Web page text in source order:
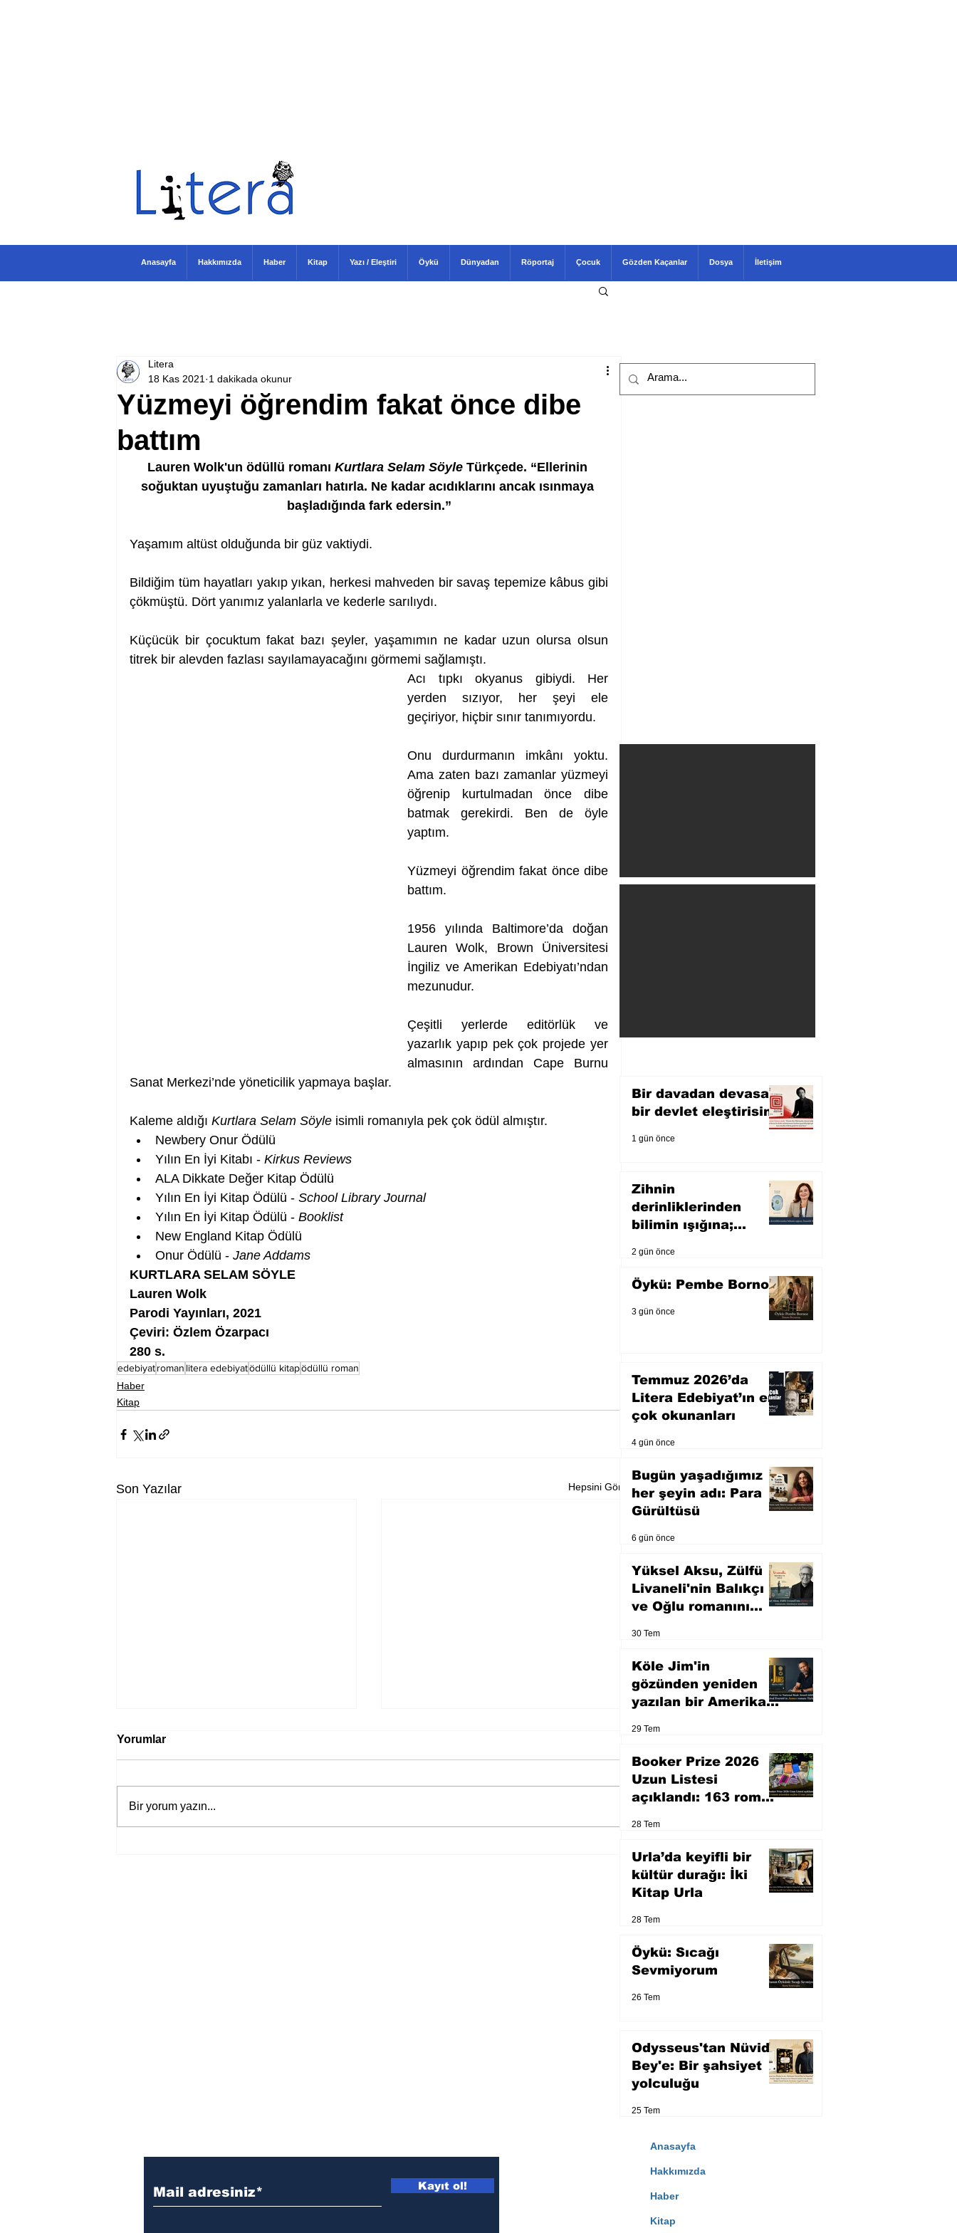
Yüzmeyi öğrendim fakat önce dibe
battım
Litera
18 Kas 2021 1 dakikada okunur
Lauren Wolk'un ödüllü romanı Kurtlara Selam Söyle Türkçede. “Ellerinin
soğuktan uyuştuğu zamanları hatırla. Ne kadar acıdıklarını ancak ısınmaya
başladığında fark edersin.”
Yaşamım altüst olduğunda bir güz vaktiydi.
Bildiğim tüm hayatları yakıp yıkan, herkesi mahveden bir savaş tepemize kâbus gibi
çökmüştü. Dört yanımız yalanlarla ve kederle sarılıydı.
Küçücük bir çocuktum fakat bazı şeyler, yaşamımın ne kadar uzun olursa olsun
titrek bir alevden fazlası sayılamayacağını görmemi sağlamıştı.
Acı tıpkı okyanus gibiydi. Her
yerden sızıyor, her şeyi ele
geçiriyor, hiçbir sınır tanımıyordu.
Onu durdurmanın imkânı yoktu.
Ama zaten bazı zamanlar yüzmeyi
öğrenip kurtulmadan önce dibe
batmak gerekirdi. Ben de öyle
yaptım.
Yüzmeyi öğrendim fakat önce dibe
battım.
1956 yılında Baltimore’da doğan
Lauren Wolk, Brown Üniversitesi
İngiliz ve Amerikan Edebiyatı’ndan
mezunudur.
Çeşitli yerlerde editörlük ve
yazarlık yapıp pek çok projede yer
almasının ardından Cape Burnu
Sanat Merkezi’nde yöneticilik yapmaya başlar.
Kaleme aldığı Kurtlara Selam Söyle isimli romanıyla pek çok ödül almıştır.
Newbery Onur Ödülü
Yılın En İyi Kitabı - Kirkus Reviews
ALA Dikkate Değer Kitap Ödülü
Yılın En İyi Kitap Ödülü - School Library Journal
Yılın En İyi Kitap Ödülü - Booklist
New England Kitap Ödülü
Onur Ödülü - Jane Addams
KURTLARA SELAM SÖYLE
Lauren Wolk
Parodi Yayınları, 2021
Çeviri: Özlem Özarpacı
280 s.
edebiyatroman litera edebiyatödüllü kitapödüllü roman
Haber
Kitap
Son Yazılar Hepsini Gör
Yorumlar
Bir yorum yazın...
Bir davadan devasa
bir devlet eleştirisine
1 gün önce
Zihnin
derinliklerinden
bilimin ışığına;
2 gün önce
Öykü: Pembe Bornoz
3 gün önce
Temmuz 2026’da
Litera Edebiyat’ın en
çok okunanları
4 gün önce
Bugün yaşadığımız
her şeyin adı: Para
Gürültüsü
6 gün önce
Yüksel Aksu, Zülfü
Livaneli'nin Balıkçı
ve Oğlu romanını
30 Tem
Köle Jim'in
gözünden yeniden
yazılan bir Amerikan
29 Tem
Booker Prize 2026
Uzun Listesi
açıklandı: 163 roman
28 Tem
Urla’da keyifli bir
kültür durağı: İki
Kitap Urla
28 Tem
Öykü: Sıcağı
Sevmiyorum
26 Tem
Odysseus'tan Nüvid
Bey'e: Bir şahsiyet
yolculuğu
25 Tem
Anasayfa Hakkımızda Haber Kitap Yazı / Eleştiri Öykü Dünyadan Röportaj Çocuk Gözden Kaçanlar Dosya İletişim
Kayıt ol!
Anasayfa
Hakkımızda
Haber
Kitap